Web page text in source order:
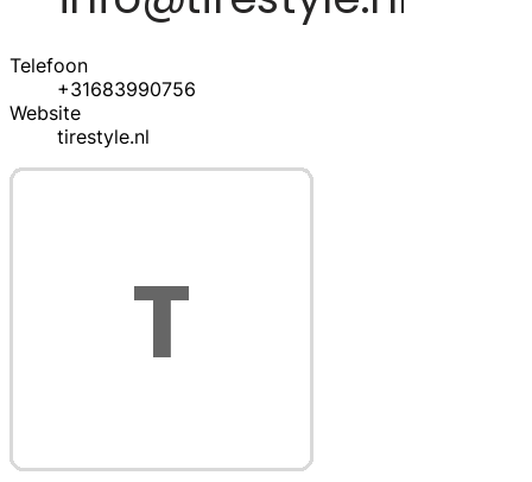
Telefoon
+31683990756
Website
tirestyle.nl